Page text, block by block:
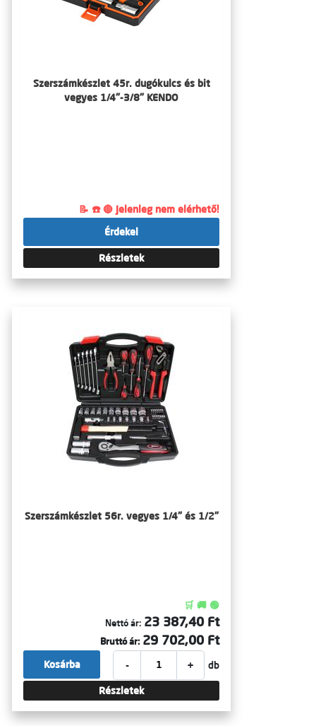
Szerszámkészlet 45r. dugókulcs és bit
vegyes 1/4"-3/8" KENDO
📝 ☎️ 🔴 Jelenleg nem elérhető!
Érdekel
Részletek
Szerszámkészlet 56r. vegyes 1/4" és 1/2"
🛒 🚚 🟢
Nettó ár: 23 387,40 Ft
Bruttó ár: 29 702,00 Ft
- + db
Kosárba
Részletek